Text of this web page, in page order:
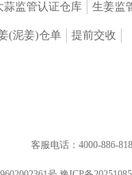
蒜监管认证仓库 生姜监
(泥姜)仓单 提前交收
客服电话：4000-886-